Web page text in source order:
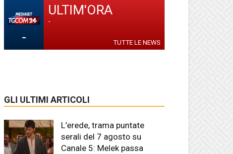
-
ULTIM'ORA
-
TUTTE LE NEWS
GLI ULTIMI ARTICOLI
L’erede, trama puntate
serali del 7 agosto su
Canale 5: Melek passa